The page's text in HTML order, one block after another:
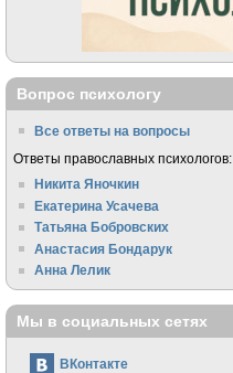
Вопрос психологу
Все ответы на вопросы
Ответы православных психологов:
Никита Яночкин
Екатерина Усачева
Татьяна Бобровских
Анастасия Бондарук
Анна Лелик
Мы в социальных сетях
ВКонтакте